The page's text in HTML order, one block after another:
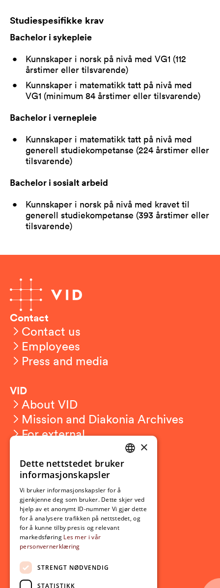
Studiespesifikke krav
Bachelor i sykepleie
Kunnskaper i norsk på nivå med VG1 (112
årstimer eller tilsvarende)
Kunnskaper i matematikk tatt på nivå med
VG1 (minimum 84 årstimer eller tilsvarende)
Bachelor i vernepleie
Kunnskaper i matematikk tatt på nivå med
generell studiekompetanse (224 årstimer eller
tilsvarende)
Bachelor i sosialt arbeid
Kunnskaper i norsk på nivå med kravet til
generell studiekompetanse (393 årstimer eller
tilsvarende)
Contact
Contact us
Employees
Press and media
VID
About VID
Mission and Diakonia Archives
For external
Student related
For students
Student exchange
Admission
Current
News
Events
NORWEGIAN
×
Dette nettstedet bruker
informasjonskapsler
Vi bruker informasjonskapsler for å
gjenkjenne deg som bruker. Dette skjer ved
hjelp av et anonymt ID-nummer Vi gjør dette
for å analysere trafikken på nettstedet, og
for å kunne tilby presis og relevant
markedsføring Les mer i vår
personvernerklæring
STRENGT NØDVENDIG
STATISTIKK